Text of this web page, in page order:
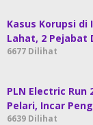
Kasus Korupsi
Lahat, 2 Pejabat
6677 Dilihat
PLN Electric Run
Pelari, Incar
6639 Dilihat